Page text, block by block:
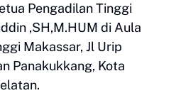
Pengadilan Tinggi
,SH,M.HUM di Aula
Makassar, Jl Urip
Panakukkang, Kota